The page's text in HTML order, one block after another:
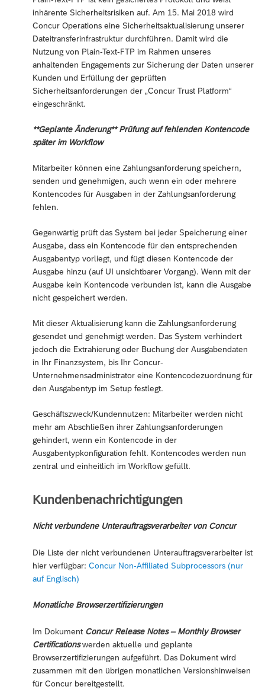
inhärente Sicherheitsrisiken auf. Am 15. Mai 2018 wird
Concur Operations eine Sicherheitsaktualisierung unserer
Dateitransferinfrastruktur durchführen. Damit wird die
Nutzung von Plain-Text-FTP im Rahmen unseres
anhaltenden Engagements zur Sicherung der Daten unserer
Kunden und Erfüllung der geprüften
Sicherheitsanforderungen der „Concur Trust Platform“
eingeschränkt.
**Geplante Änderung** Prüfung auf fehlenden Kontencode
später im Workflow
Mitarbeiter können eine Zahlungsanforderung speichern,
senden und genehmigen, auch wenn ein oder mehrere
Kontencodes für Ausgaben in der Zahlungsanforderung
fehlen.
Gegenwärtig prüft das System bei jeder Speicherung einer
Ausgabe, dass ein Kontencode für den entsprechenden
Ausgabentyp vorliegt, und fügt diesen Kontencode der
Ausgabe hinzu (auf UI unsichtbarer Vorgang). Wenn mit der
Ausgabe kein Kontencode verbunden ist, kann die Ausgabe
nicht gespeichert werden.
Mit dieser Aktualisierung kann die Zahlungsanforderung
gesendet und genehmigt werden. Das System verhindert
jedoch die Extrahierung oder Buchung der Ausgabendaten
in Ihr Finanzsystem, bis Ihr Concur-
Unternehmensadministrator eine Kontencodezuordnung für
den Ausgabentyp im Setup festlegt.
Geschäftszweck/Kundennutzen: Mitarbeiter werden nicht
mehr am Abschließen ihrer Zahlungsanforderungen
gehindert, wenn ein Kontencode in der
Ausgabentypkonfiguration fehlt. Kontencodes werden nun
zentral und einheitlich im Workflow gefüllt.
Kundenbenachrichtigungen
Nicht verbundene Unterauftragsverarbeiter von Concur
Die Liste der nicht verbundenen Unterauftragsverarbeiter ist
hier verfügbar: Concur Non-Affiliated Subprocessors (nur
auf Englisch)
Monatliche Browserzertifizierungen
Im Dokument Concur Release Notes – Monthly Browser
Certificationswerden aktuelle und geplante
Browserzertifizierungen aufgeführt. Das Dokument wird
zusammen mit den übrigen monatlichen Versionshinweisen
für Concur bereitgestellt.